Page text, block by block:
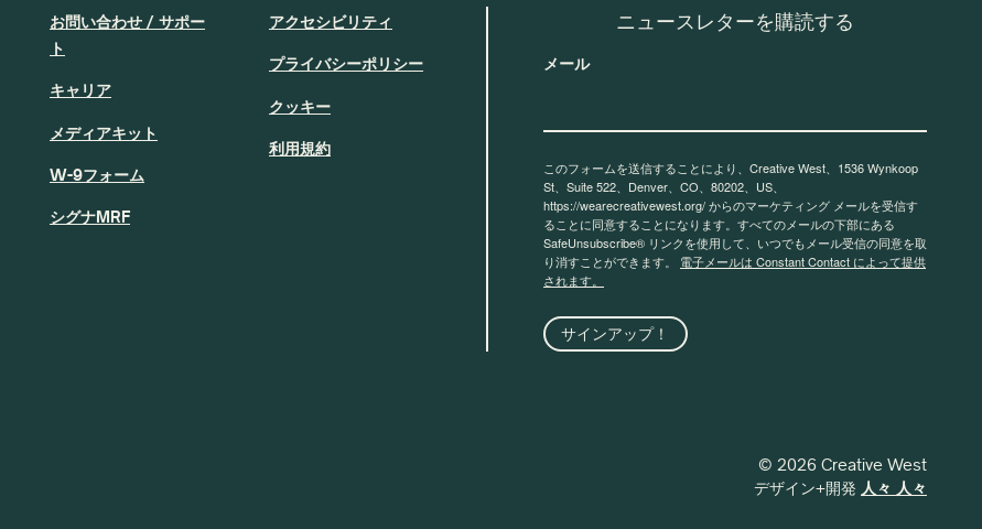
お問い合わせ / サポー
ト
キャリア
メディアキット
W-9フォーム
シグナMRF
アクセシビリティ
プライバシーポリシー
クッキー
利用規約
ニュースレターを購読する
メール
このフォームを送信することにより、Creative West、1536 Wynkoop
St、Suite 522、Denver、CO、80202、US、
https://wearecreativewest.org/ からのマーケティング メールを受信す
ることに同意することになります。すべてのメールの下部にある
SafeUnsubscribe® リンクを使用して、いつでもメール受信の同意を取
り消すことができます。 電子メールは Constant Contact によって提供
されます。
サインアップ！
© 2026 Creative West
デザイン+開発 人々 人々